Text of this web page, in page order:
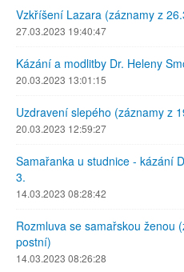
Vzkříšení Lazara (záznamy z
27.03.2023 19:40:47
Kázání a modlitby Dr. Heleny
20.03.2023 13:01:15
Uzdravení slepého (záznamy z
20.03.2023 12:59:27
Samařanka u studnice - kázání
3.
14.03.2023 08:28:42
Rozmluva se samařskou ženou
postní)
14.03.2023 08:26:28